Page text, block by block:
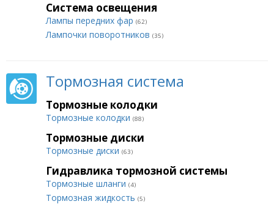
Система освещения
Лампы передних фар (62)
Лампочки поворотников (35)
Тормозная система
Тормозные колодки
Тормозные колодки (88)
Тормозные диски
Тормозные диски (63)
Гидравлика тормозной системы
Тормозные шланги (4)
Тормозная жидкость (5)